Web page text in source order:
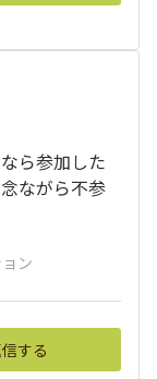
ら参加した
ながら不参
ン
する